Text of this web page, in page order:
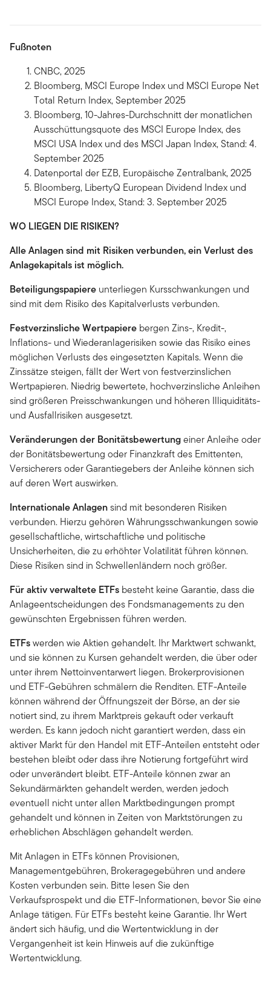
Fußnoten
CNBC, 2025
Bloomberg, MSCI Europe Index und MSCI Europe Net
Total Return Index, September 2025
Bloomberg, 10-Jahres-Durchschnitt der monatlichen
Ausschüttungsquote des MSCI Europe Index, des
MSCI USA Index und des MSCI Japan Index, Stand: 4.
September 2025
Datenportal der EZB, Europäische Zentralbank, 2025
Bloomberg, LibertyQ European Dividend Index und
MSCI Europe Index, Stand: 3. September 2025
WO LIEGEN DIE RISIKEN?
Alle Anlagen sind mit Risiken verbunden, ein Verlust des
Anlagekapitals ist möglich.
Beteiligungspapiere unterliegen Kursschwankungen und
sind mit dem Risiko des Kapitalverlusts verbunden.
Festverzinsliche Wertpapiere bergen Zins-, Kredit-,
Inflations- und Wiederanlagerisiken sowie das Risiko eines
möglichen Verlusts des eingesetzten Kapitals. Wenn die
Zinssätze steigen, fällt der Wert von festverzinslichen
Wertpapieren. Niedrig bewertete, hochverzinsliche Anleihen
sind größeren Preisschwankungen und höheren Illiquiditäts-
und Ausfallrisiken ausgesetzt.
Veränderungen der Bonitätsbewertungeiner Anleihe oder
der Bonitätsbewertung oder Finanzkraft des Emittenten,
Versicherers oder Garantiegebers der Anleihe können sich
auf deren Wert auswirken.
Internationale Anlagensind mit besonderen Risiken
verbunden. Hierzu gehören Währungsschwankungen sowie
gesellschaftliche, wirtschaftliche und politische
Unsicherheiten, die zu erhöhter Volatilität führen können.
Diese Risiken sind in Schwellenländern noch größer.
Für aktiv verwaltete ETFs besteht keine Garantie, dass die
Anlageentscheidungen des Fondsmanagements zu den
gewünschten Ergebnissen führen werden.
ETFswerden wie Aktien gehandelt. Ihr Marktwert schwankt,
und sie können zu Kursen gehandelt werden, die über oder
unter ihrem Nettoinventarwert liegen. Brokerprovisionen
und ETF-Gebühren schmälern die Renditen. ETF-Anteile
können während der Öffnungszeit der Börse, an der sie
notiert sind, zu ihrem Marktpreis gekauft oder verkauft
werden. Es kann jedoch nicht garantiert werden, dass ein
aktiver Markt für den Handel mit ETF-Anteilen entsteht oder
bestehen bleibt oder dass ihre Notierung fortgeführt wird
oder unverändert bleibt. ETF-Anteile können zwar an
Sekundärmärkten gehandelt werden, werden jedoch
eventuell nicht unter allen Marktbedingungen prompt
gehandelt und können in Zeiten von Marktstörungen zu
erheblichen Abschlägen gehandelt werden.
Mit Anlagen in ETFs können Provisionen,
Managementgebühren, Brokeragegebühren und andere
Kosten verbunden sein. Bitte lesen Sie den
Verkaufsprospekt und die ETF-Informationen, bevor Sie eine
Anlage tätigen. Für ETFs besteht keine Garantie. Ihr Wert
ändert sich häufig, und die Wertentwicklung in der
Vergangenheit ist kein Hinweis auf die zukünftige
Wertentwicklung.